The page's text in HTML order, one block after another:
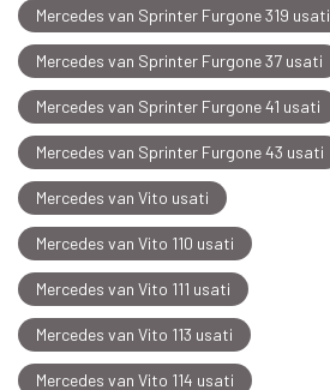
Mercedes van Sprinter Furgone 319 usati
Mercedes van Sprinter Furgone 37 usati
Mercedes van Sprinter Furgone 41 usati
Mercedes van Sprinter Furgone 43 usati
Mercedes van Vito usati
Mercedes van Vito 110 usati
Mercedes van Vito 111 usati
Mercedes van Vito 113 usati
Mercedes van Vito 114 usati